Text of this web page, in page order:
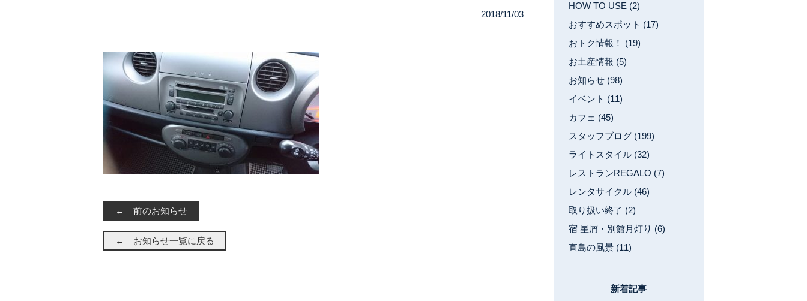
2018/11/03
← 前のお知らせ
← お知らせ一覧に戻る
HOW TO USE (2)
おすすめスポット (17)
おトク情報！ (19)
お土産情報 (5)
お知らせ (98)
イベント (11)
カフェ (45)
スタッフブログ (199)
ライトスタイル (32)
レストランREGALO (7)
レンタサイクル (46)
取り扱い終了 (2)
宿 星屑・別館月灯り (6)
直島の風景 (11)
新着記事